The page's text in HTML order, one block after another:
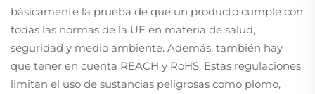
básicamente la prueba de que un producto cumple con
todas las normas de la UE en materia de salud,
seguridad y medio ambiente. Además, también hay
que tener en cuenta REACH y RoHS. Estas regulaciones
limitan el uso de sustancias peligrosas como plomo,